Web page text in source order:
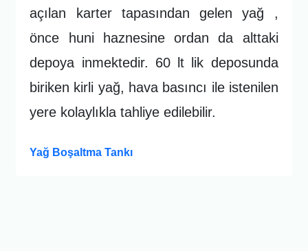
açılan karter tapasından gelen yağ ,
önce huni haznesine ordan da alttaki
depoya inmektedir. 60 lt lik deposunda
biriken kirli yağ, hava basıncı ile istenilen
yere kolaylıkla tahliye edilebilir.
Yağ Boşaltma Tankı